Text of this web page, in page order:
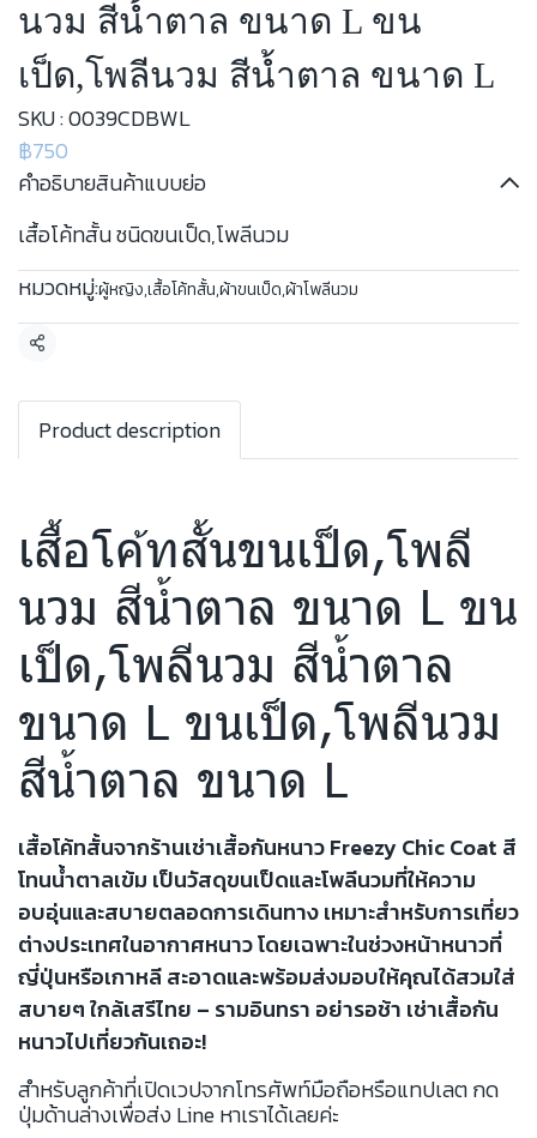
นวม สีน้ำตาล ขนาด L ขน
เป็ด,โพลีนวม สีน้ำตาล ขนาด L
SKU : 0039CDBWL
฿750
คำอธิบายสินค้าแบบย่อ
เสื้อโค้ทสั้น ชนิดขนเป็ด,โพลีนวม
หมวดหมู่:ผู้หญิง,เสื้อโค้ทสั้น,ผ้าขนเป็ด,ผ้าโพลีนวม
แชร์
Product description
เสื้อโค้ทสั้นขนเป็ด,โพลี
นวม สีน้ำตาล ขนาด L ขน
เป็ด,โพลีนวม สีน้ำตาล
ขนาด L ขนเป็ด,โพลีนวม
สีน้ำตาล ขนาด L
เสื้อโค้ทสั้นจากร้านเช่าเสื้อกันหนาว Freezy Chic Coat สี
โทนน้ำตาลเข้ม เป็นวัสดุขนเป็ดและโพลีนวมที่ให้ความ
อบอุ่นและสบายตลอดการเดินทาง เหมาะสำหรับการเที่ยว
ต่างประเทศในอากาศหนาว โดยเฉพาะในช่วงหน้าหนาวที่
ญี่ปุ่นหรือเกาหลี สะอาดและพร้อมส่งมอบให้คุณได้สวมใส่
สบายๆ ใกล้เสรีไทย – รามอินทรา อย่ารอช้า เช่าเสื้อกัน
หนาวไปเที่ยวกันเถอะ!
สำหรับลูกค้าที่เปิดเวปจากโทรศัพท์มือถือหรือแทปเลต กด
ปุ่มด้านล่างเพื่อส่ง Line หาเราได้เลยค่ะ